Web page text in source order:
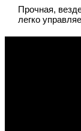
Прочная,
легко